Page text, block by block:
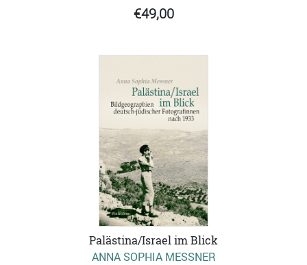
€49,00
Palästina/Israel im Blick
ANNA SOPHIA MESSNER